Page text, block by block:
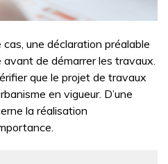
une déclaration préalable
de démarrer les travaux.
que le projet de travaux
en vigueur. D’une
la réalisation